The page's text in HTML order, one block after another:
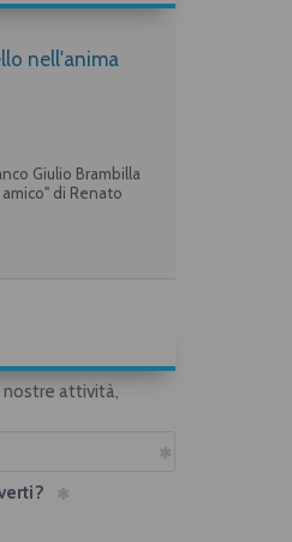
nell'anima
Giulio Brambilla
di Renato
nostre attività,